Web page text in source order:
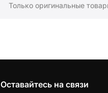
Только оригинальные
Оставайтесь на связи